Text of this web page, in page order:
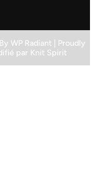
By WP Radiant | Proudly
par Knit Spirit